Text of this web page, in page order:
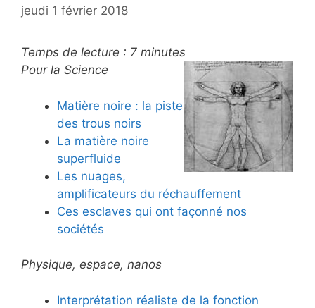
jeudi 1 février 2018
Temps de lecture : 7 minutes
Pour la Science
Matière noire : la piste
des trous noirs
La matière noire
superfluide
Les nuages,
amplificateurs du réchauffement
Ces esclaves qui ont façonné nos
sociétés
Physique, espace, nanos
Interprétation réaliste de la fonction